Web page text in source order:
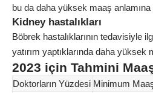
bu da daha yüksek maaş anlamına
Kidney hastalıkları
Böbrek hastalıklarının tedavisiyle
yatırım yaptıklarında daha yüksek
2023 için Tahmini Maaş
Doktorların Yüzdesi Minimum